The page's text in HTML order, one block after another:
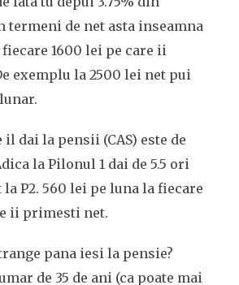
termeni de net asta inseamna
1600 lei pe care ii
exemplu la 2500 lei net pui
dai la pensii (CAS) este de
la Pilonul 1 dai de 5.5 ori
P2. 560 lei pe luna la fiecare
ii primesti net.
pana iesi la pensie?
de 35 de ani (ca poate mai